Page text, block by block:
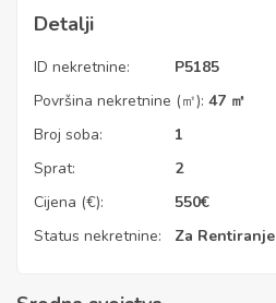
Detalji
ID nekretnine:
P5185
Površina nekretnine (㎡): 47 ㎡
Broj soba:
1
Sprat:
2
Cijena (€):
550€
Status nekretnine:
Za Rentiranje